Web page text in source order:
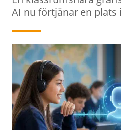
AI nu förtjänar en